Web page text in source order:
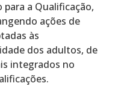
a Qualificação,
ações de
às
dos adultos, de
integrados no